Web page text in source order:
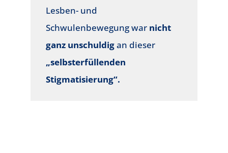
Lesben- und
Schwulenbewegung war nicht
ganz unschuldigan dieser
„selbsterfüllenden
Stigmatisierung“.